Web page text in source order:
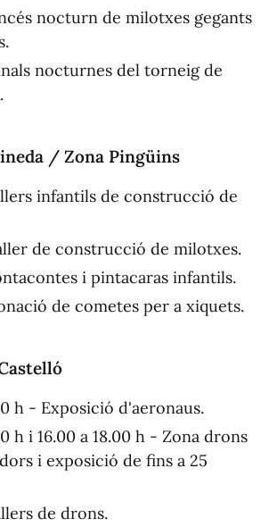
nocturn de milotxes gegants
nocturnes del torneig de
/ Zona Pingüins
infantils de construcció de
de construcció de milotxes.
i pintacaras infantils.
de cometes per a xiquets.
h - Exposició d'aeronaus.
h i 16.00 a 18.00 h - Zona drons
i exposició de fins a 25
de drons.